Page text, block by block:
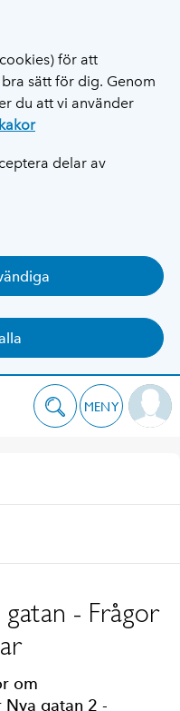
för att
sätt för dig. Genom
du att vi använder
delar av
MENY
gatan - Frågor
om
Nya gatan 2 -